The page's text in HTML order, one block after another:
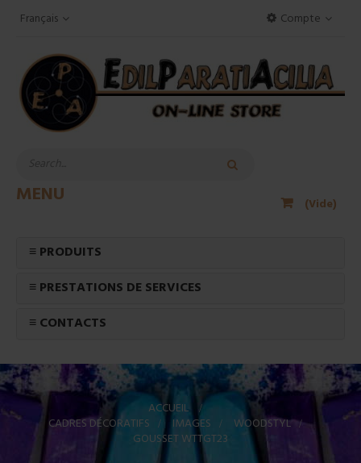
Compte
Français
(Vide)
MENU
≡ PRODUITS
≡ PRESTATIONS DE SERVICES
≡ CONTACTS
ACCUEIL >
CADRES DÉCORATIFS > IMAGES > WOODSTYL >
GOUSSET WTTGT23